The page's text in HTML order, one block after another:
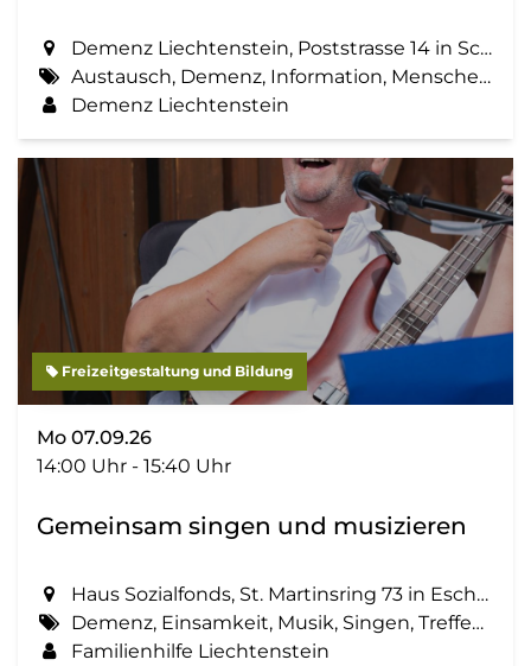
Demenz Liechtenstein, Poststrasse 14 in Schaan
Austausch, Demenz, Information, Menschen mit Demenz, Zemma tua - Senioren gemeinsam aktiv
Demenz Liechtenstein
Freizeitgestaltung und Bildung
Mo 07.09.26
14:00 Uhr - 15:40 Uhr
Gemeinsam singen und musizieren
Haus Sozialfonds, St. Martinsring 73 in Eschen
Demenz, Einsamkeit, Musik, Singen, Treffen, Zemma tua - Senioren gemeinsam aktiv
Familienhilfe Liechtenstein